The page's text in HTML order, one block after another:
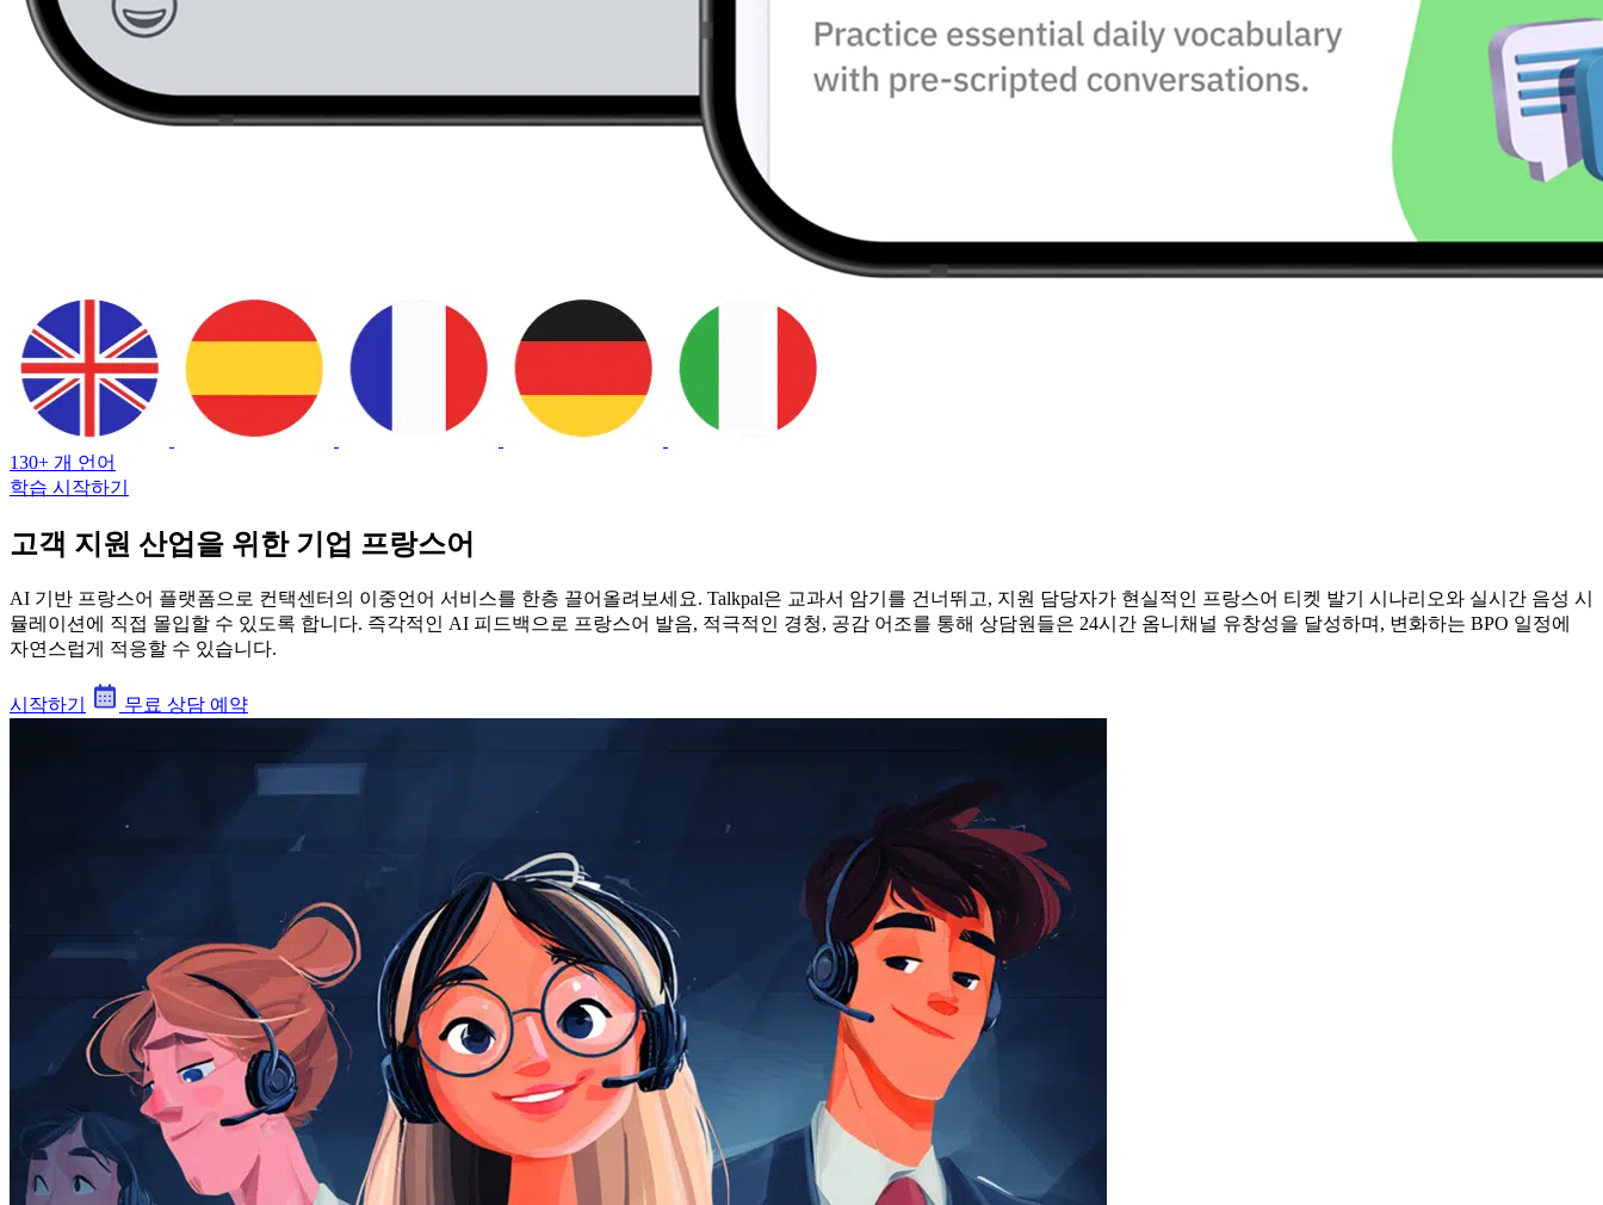
130+ 개 언어
학습 시작하기
고객 지원 산업을 위한 기업 프랑스어
AI 기반 프랑스어 플랫폼으로 컨택센터의 이중언어 서비스를 한층 끌어올려보세요. Talkpal은 교과서 암기를 건너뛰고, 지원 담당자가 현실적인 프랑스어 티켓 발기 시나리오와 실시간 음성 시
뮬레이션에 직접 몰입할 수 있도록 합니다. 즉각적인 AI 피드백으로 프랑스어 발음, 적극적인 경청, 공감 어조를 통해 상담원들은 24시간 옴니채널 유창성을 달성하며, 변화하는 BPO 일정에
자연스럽게 적응할 수 있습니다.
시작하기 무료 상담 예약